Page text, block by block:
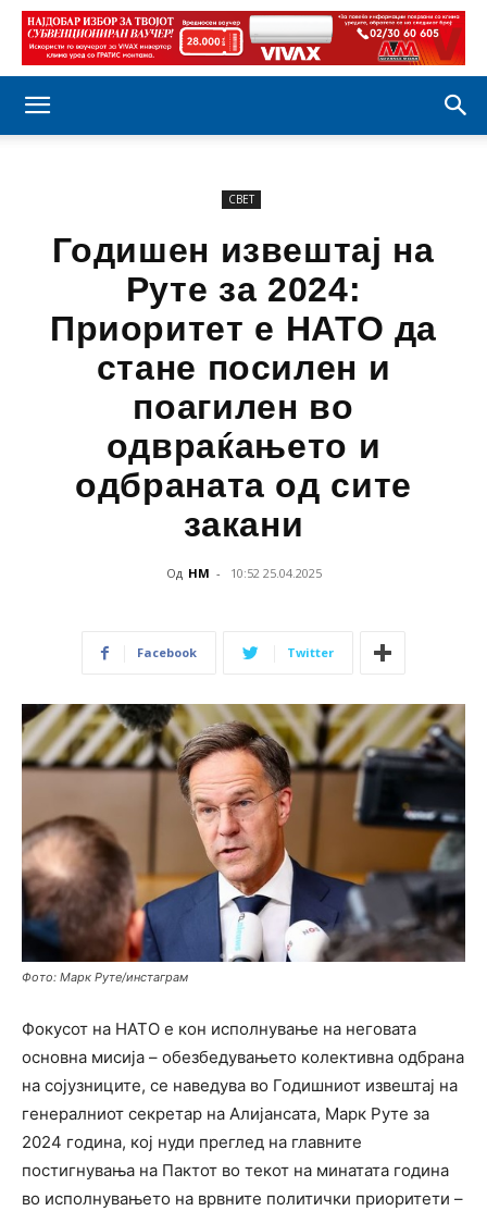
СВЕТ
Годишен извештај на
Руте за 2024:
Приоритет е НАТО да
стане посилен и
поагилен во
одвраќањето и
одбраната од сите
закани
Од НМ - 10:52 25.04.2025
Facebook Twitter
Фото: Марк Руте/инстаграм
Фокусот на НАТО е кон исполнување на неговата
основна мисија – обезбедувањето колективна одбрана
на сојузниците, се наведува во Годишниот извештај на
генералниот секретар на Алијансата, Марк Руте за
2024 година, кој нуди преглед на главните
постигнувања на Пактот во текот на минатата година
во исполнувањето на врвните политички приоритети –